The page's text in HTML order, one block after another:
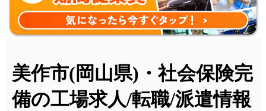
美作市(岡山県)・社会保険完
備の工場求人/転職/派遣情報